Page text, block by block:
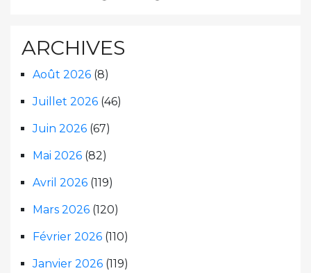
ARCHIVES
Août 2026 (8)
Juillet 2026 (46)
Juin 2026 (67)
Mai 2026 (82)
Avril 2026 (119)
Mars 2026 (120)
Février 2026 (110)
Janvier 2026 (119)